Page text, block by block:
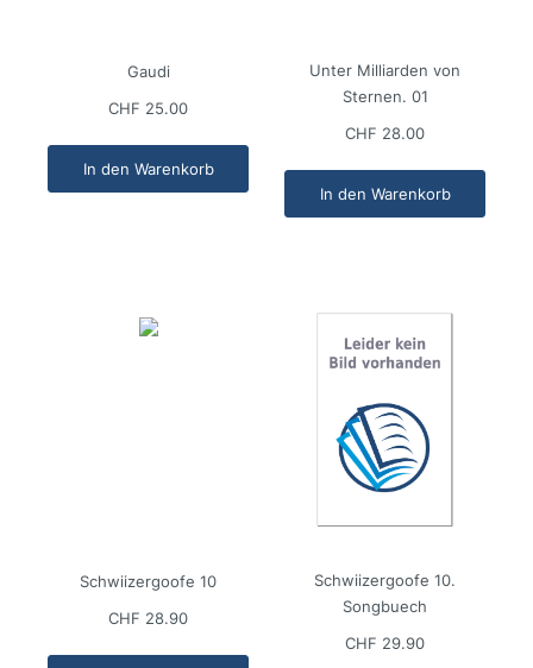
Gaudi
CHF 25.00
In den Warenkorb
Unter Milliarden von
Sternen. 01
CHF 28.00
In den Warenkorb
Schwiizergoofe 10
CHF 28.90
Schwiizergoofe 10.
Songbuech
CHF 29.90